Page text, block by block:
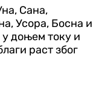
Сана,
Усора, Босна и
доњем току и
раст због